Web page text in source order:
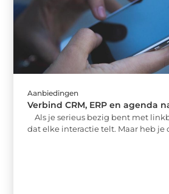
Aanbiedingen
Verbind CRM, ERP en agenda
Als je serieus bezig bent met
dat elke interactie telt. Maar heb je